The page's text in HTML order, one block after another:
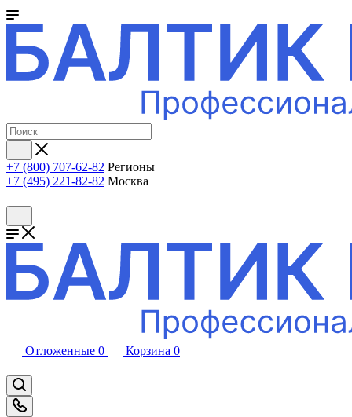
+7 (800) 707-62-82 Регионы
+7 (495) 221-82-82 Москва
Отложенные 0 Корзина 0